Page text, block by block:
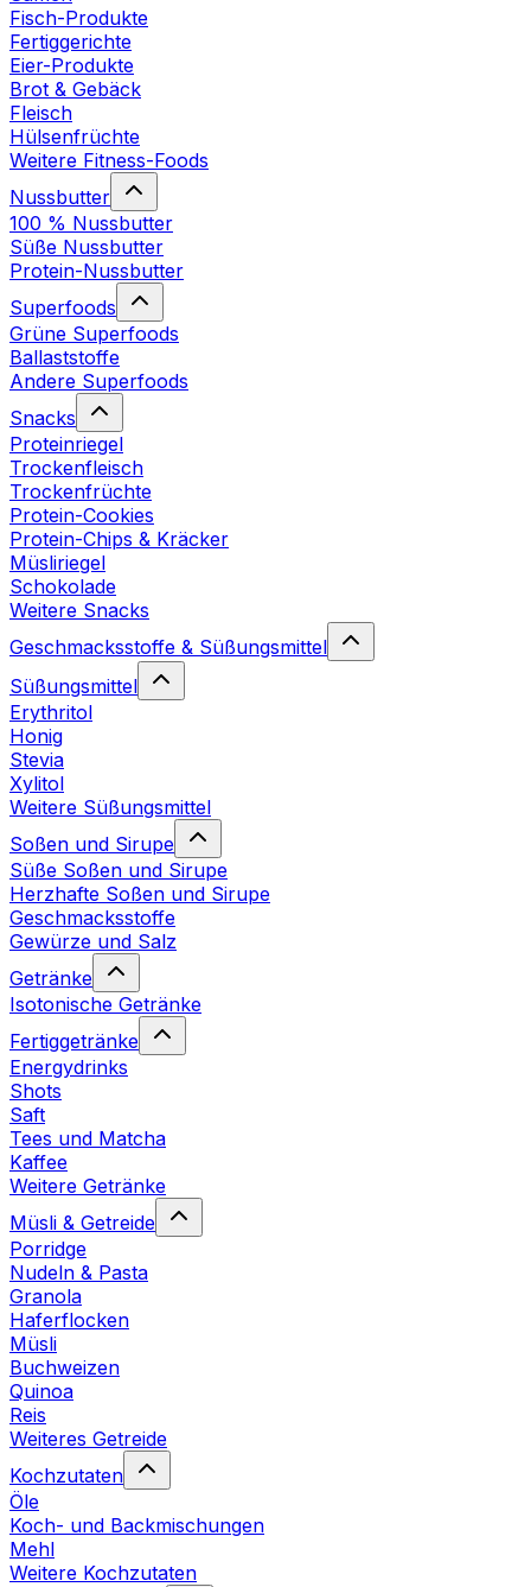
Fisch-Produkte
Fertiggerichte
Eier-Produkte
Brot & Gebäck
Fleisch
Hülsenfrüchte
Weitere Fitness-Foods
Nussbutter
100 % Nussbutter
Süße Nussbutter
Protein-Nussbutter
Superfoods
Grüne Superfoods
Ballaststoffe
Andere Superfoods
Snacks
Proteinriegel
Trockenfleisch
Trockenfrüchte
Protein-Cookies
Protein-Chips & Kräcker
Müsliriegel
Schokolade
Weitere Snacks
Geschmacksstoffe & Süßungsmittel
Süßungsmittel
Erythritol
Honig
Stevia
Xylitol
Weitere Süßungsmittel
Soßen und Sirupe
Süße Soßen und Sirupe
Herzhafte Soßen und Sirupe
Geschmacksstoffe
Gewürze und Salz
Getränke
Isotonische Getränke
Fertiggetränke
Energydrinks
Shots
Saft
Tees und Matcha
Kaffee
Weitere Getränke
Müsli & Getreide
Porridge
Nudeln & Pasta
Granola
Haferflocken
Müsli
Buchweizen
Quinoa
Reis
Weiteres Getreide
Kochzutaten
Öle
Koch- und Backmischungen
Mehl
Weitere Kochzutaten